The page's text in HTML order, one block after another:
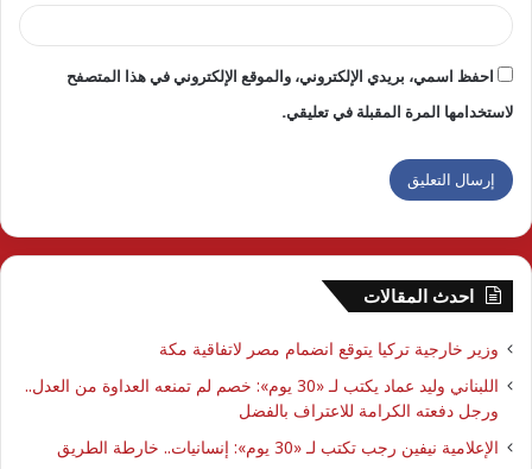
احفظ اسمي، بريدي الإلكتروني، والموقع الإلكتروني في هذا المتصفح
لاستخدامها المرة المقبلة في تعليقي.
احدث المقالات
وزير خارجية تركيا يتوقع انضمام مصر لاتفاقية مكة
اللبناني وليد عماد يكتب لـ «30 يوم»: خصم لم تمنعه العداوة من العدل..
ورجل دفعته الكرامة للاعتراف بالفضل
الإعلامية نيفين رجب تكتب لـ «30 يوم»: إنسانيات.. خارطة الطريق